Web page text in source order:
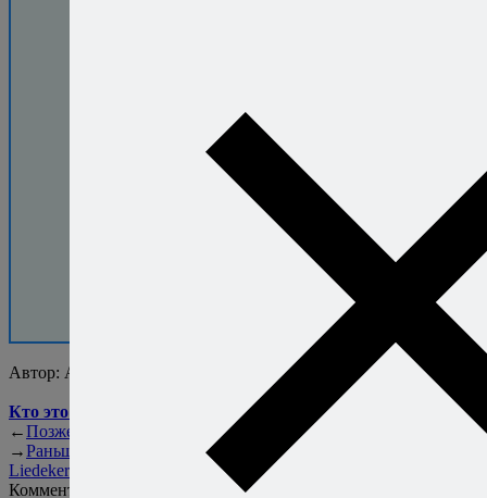
30 000+ человек
бесплатную
книгу.
Присоединяйтесь!
Автор: Алексей Онегин
Кто это такой?..
←Позже
noma — снова лучший!
→Раньше
Ресторан De Heeren van
Liedekercke
Комментарии